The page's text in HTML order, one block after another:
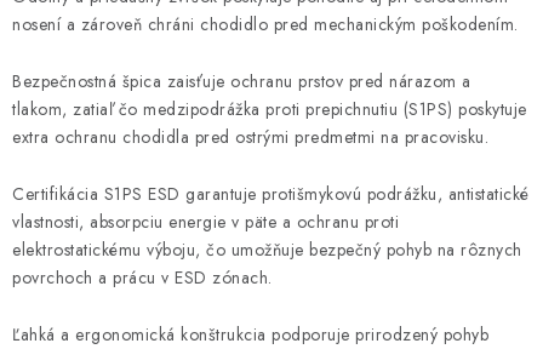
nosení a zároveň chráni chodidlo pred mechanickým poškodením.
Bezpečnostná špica zaisťuje ochranu prstov pred nárazom a
tlakom, zatiaľ čo medzipodrážka proti prepichnutiu (S1PS) poskytuje
extra ochranu chodidla pred ostrými predmetmi na pracovisku.
Certifikácia S1PS ESD garantuje protišmykovú podrážku, antistatické
vlastnosti, absorpciu energie v päte a ochranu proti
elektrostatickému výboju, čo umožňuje bezpečný pohyb na rôznych
povrchoch a prácu v ESD zónach.
Ľahká a ergonomická konštrukcia podporuje prirodzený pohyb